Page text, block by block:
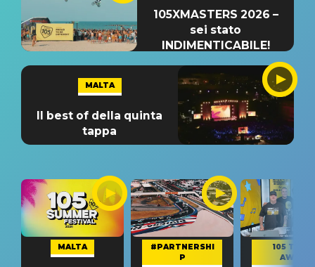
105XMASTERS 2026 –
sei stato
INDIMENTICABILE!
MALTA
Il best of della quinta
tappa
MALTA
#PARTNERSHI
P
105 TAKE
AWAY